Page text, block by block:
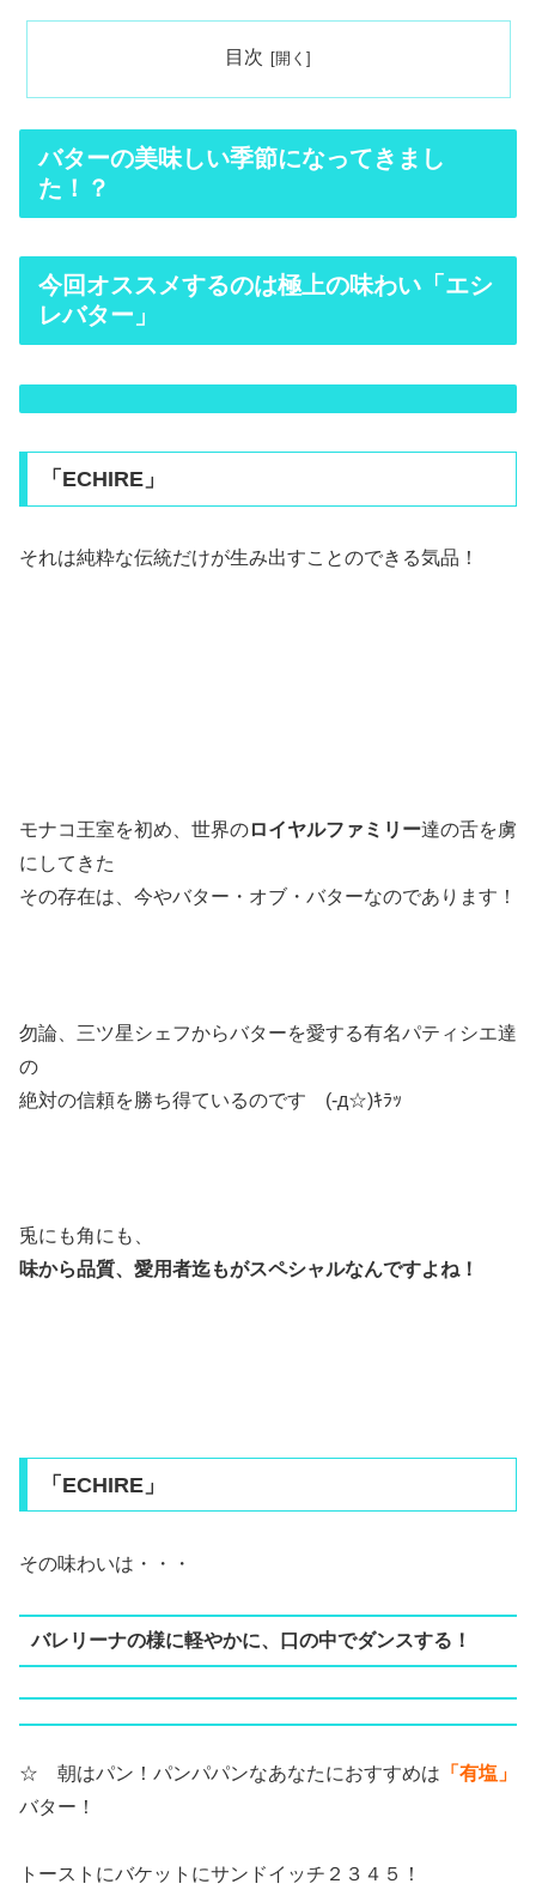
目次
バターの美味しい季節になってきまし
た！？
今回オススメするのは極上の味わい「エシ
レバター」
「ECHIRE」
それは純粋な伝統だけが生み出すことのできる気品！
モナコ王室を初め、世界のロイヤルファミリー達の舌を虜
にしてきた
その存在は、今やバター・オブ・バターなのであります！
勿論、三ツ星シェフからバターを愛する有名パティシエ達
の
絶対の信頼を勝ち得ているのです (-д☆)ｷﾗｯ
兎にも角にも、
味から品質、愛用者迄もがスペシャルなんですよね！
「ECHIRE」
その味わいは・・・
バレリーナの様に軽やかに、口の中でダンスする！
☆ 朝はパン！パンパパンなあなたにおすすめは 「有塩」
バター！
トーストにバケットにサンドイッチ２３４５！